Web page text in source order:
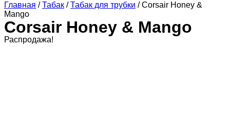
Главная /Табак /Табак для трубки / Corsair Honey &
Mango
Corsair Honey & Mango
Распродажа!